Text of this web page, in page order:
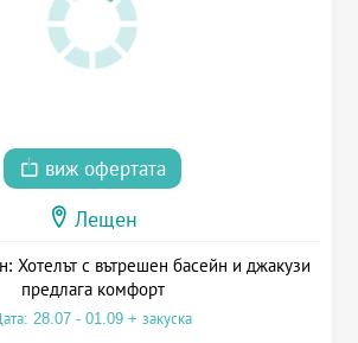
виж офертата
Лещен
Хотелът с вътрешен басейн и джакузи
предлага комфорт
28.07 - 01.09 + закуска